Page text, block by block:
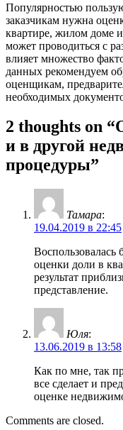
Популярностью
заказчикам нужна
квартире, жилом доме
может проводиться с
влияет множество
данных рекомендуем
оценщикам,
необходимых
2 thoughts on
и в другой
процедуры”
Тамара:
19.04.2019 в 22:45
Воспользовалась
оценки доли в
результат
представление.
Юля:
13.06.2019 в 13:58
Как по мне, так
все сделает и
оценке
Comments are closed.